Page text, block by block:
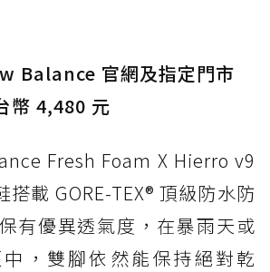
Brooks Cascadia 19 GTX：注
Balance 官網及指定門市
幣 4,480 元
Fresh Foam X Hierro v9
搭載 GORE-TEX® 頂級防水防
有優異透氣度，在暴雨天或
，雙腳依然能保持絕對乾